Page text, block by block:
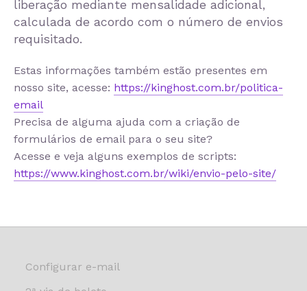
liberação mediante mensalidade adicional,
calculada de acordo com o número de envios
requisitado.
Estas informações também estão presentes em
nosso site, acesse: https://kinghost.com.br/politica-
email
Precisa de alguma ajuda com a criação de
formulários de email para o seu site?
Acesse e veja alguns exemplos de scripts:
https://www.kinghost.com.br/wiki/envio-pelo-site/
Configurar e-mail